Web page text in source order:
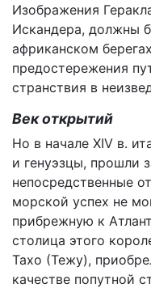
Изображения
Искандера, должны
африканском
предостережения
странствия в
Век открытий
Но в начале XIV в.
и генуэзцы, прошли
непосредственные
морской успех не
прибрежную к
столица этого
Тахо (Тежу),
качестве попутной